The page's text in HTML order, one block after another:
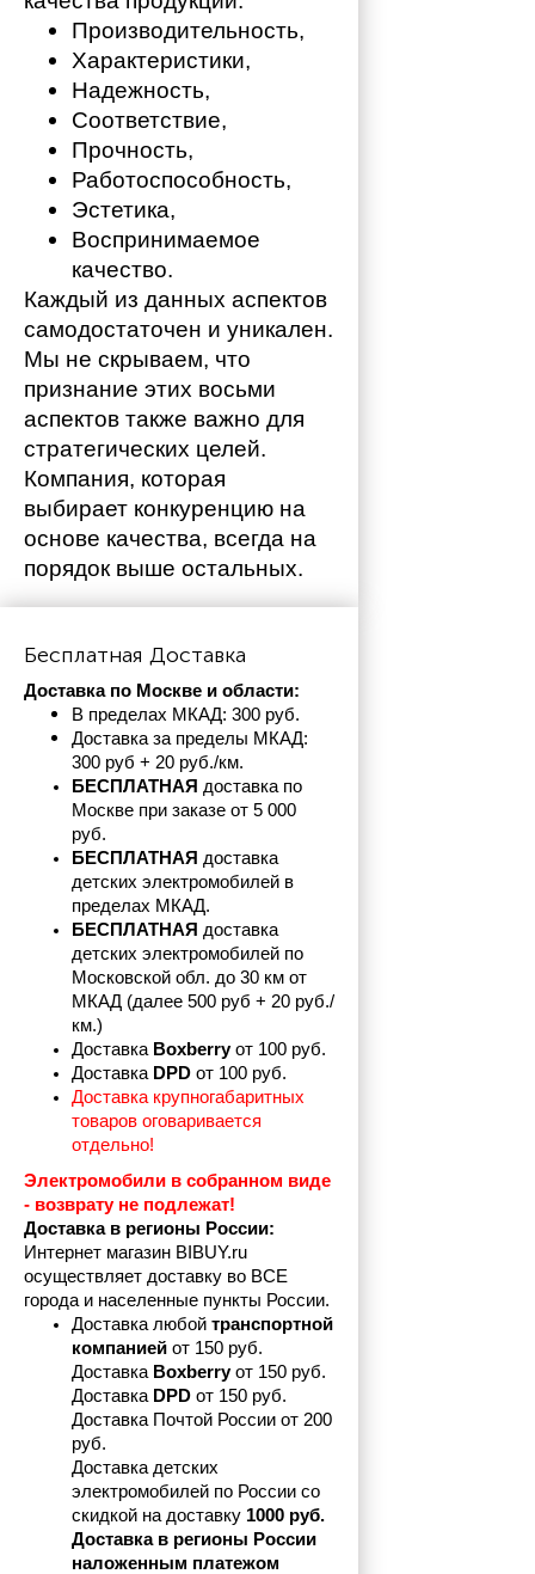
Производительность,
Характеристики,
Надежность,
Соответствие,
Прочность,
Работоспособность,
Эстетика,
Воспринимаемое
качество.
Каждый из данных аспектов
самодостаточен и уникален.
Мы не скрываем, что
признание этих восьми
аспектов также важно для
стратегических целей.
Компания, которая
выбирает конкуренцию на
основе качества, всегда на
порядок выше остальных.
Бесплатная Доставка
Доставка по Москве и области:
В пределах МКАД: 300 руб.
Доставка за пределы МКАД:
300 руб + 20 руб./км.
БЕСПЛАТНАЯ доставка по
Москве при заказе от 5 000
руб.
БЕСПЛАТНАЯ доставка
детских электромобилей в
пределах МКАД.
БЕСПЛАТНАЯ доставка
детских электромобилей по
Московской обл. до 30 км от
МКАД (далее 500 руб + 20 руб./
км.)
Доставка Boxberry от 100 руб.
Доставка DPD от 100 руб.
Доставка крупногабаритных
товаров оговаривается
отдельно!
Электромобили в собранном виде
- возврату не подлежат!
Доставка в регионы России:
Интернет магазин BIBUY.ru
осуществляет доставку во ВСЕ
города и населенные пункты России.
Доставка любой транспортной
компанией от 150 руб.
Доставка Boxberry от 150 руб.
Доставка DPD от 150 руб.
Доставка Почтой России от 200
руб.
Доставка детских
электромобилей по России со
скидкой на доставку 1000 руб.
Доставка в регионы России
наложенным платежом